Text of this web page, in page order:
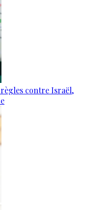
contre Israël,